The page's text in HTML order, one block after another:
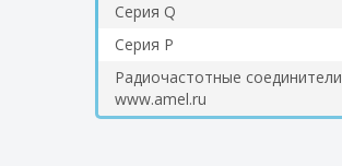
Серия Q
Серия Р
Радиочастотные соединители
www.amel.ru